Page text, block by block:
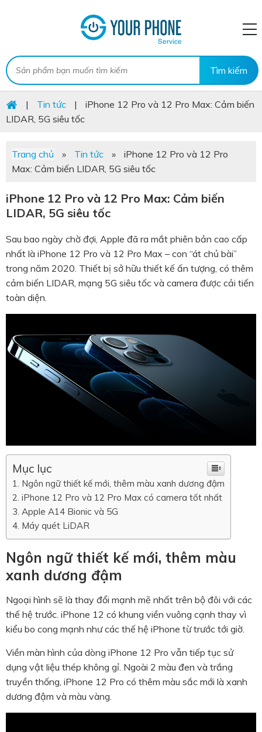
| Tin tức |
iPhone 12 Pro và 12 Pro Max: Cảm biến
LIDAR, 5G siêu tốc
Trang chủ » Tin tức »
iPhone 12 Pro và 12 Pro
Max: Cảm biến LIDAR, 5G siêu tốc
iPhone 12 Pro và 12 Pro Max: Cảm biến
LIDAR, 5G siêu tốc
Sau bao ngày chờ đợi, Apple đã ra mắt phiên bản cao cấp
nhất là iPhone 12 Pro và 12 Pro Max – con “át chủ bài”
trong năm 2020. Thiết bị sở hữu thiết kế ấn tượng, có thêm
cảm biến LIDAR, mạng 5G siêu tốc và camera được cải tiến
toàn diện.
Mục lục
Ngôn ngữ thiết kế mới, thêm màu xanh dương đậm
iPhone 12 Pro và 12 Pro Max có camera tốt nhất
Apple A14 Bionic và 5G
Máy quét LiDAR
Ngôn ngữ thiết kế mới, thêm màu
xanh dương đậm
Ngoại hình sẽ là thay đổi mạnh mẽ nhất trên bộ đôi với các
thế hệ trước. iPhone 12 có khung viền vuông cạnh thay vì
kiểu bo cong mạnh như các thế hệ iPhone từ trước tới giờ.
Viền màn hình của dòng iPhone 12 Pro vẫn tiếp tục sử
dụng vật liệu thép không gỉ. Ngoài 2 màu đen và trắng
truyền thống, iPhone 12 Pro có thêm màu sắc mới là xanh
dương đậm và màu vàng.